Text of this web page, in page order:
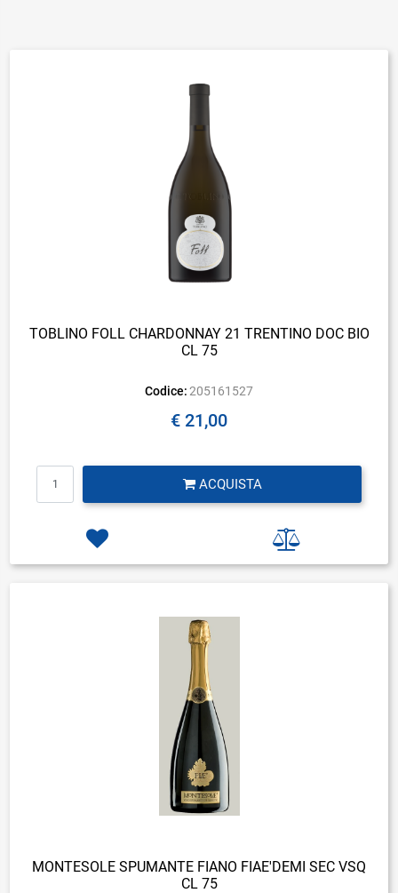
TOBLINO FOLL CHARDONNAY 21 TRENTINO DOC BIO
CL 75
Codice: 205161527
€ 21,00
ACQUISTA
MONTESOLE SPUMANTE FIANO FIAE'DEMI SEC VSQ
CL 75